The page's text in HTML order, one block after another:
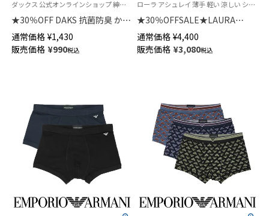
ダックス 公式オンラインショップ 紳士 靴下
★30％OFF DAKS 抗菌防臭 かか
としっかりホールド City Check
クルー丈 メンズ カジュアル ソ
ックス 02512673
通常価格 ¥1,430
販売価格 ¥990税込
ローラ アシュレイ 薄手 軽い 涼しい シフォン エプロン ローラアシュレイにかわいいチューリップ柄が登場 たすき掛け 後ろクロス X型
★30％OFFSALE★LAURA
ASHLEY チューリップス柄 エプ
ロン 綿混 オパール加工 後結び
ロング 70283014
通常価格 ¥4,400
販売価格 ¥3,080税込